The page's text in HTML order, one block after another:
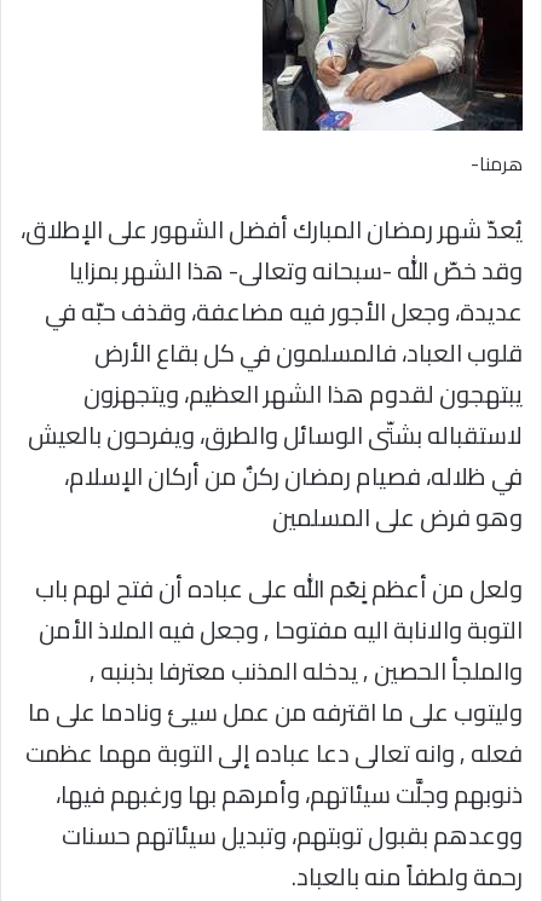
هرمنا-
يُعدّ شهر رمضان المبارك أفضل الشهور على الإطلاق،
وقد خصّ الله -سبحانه وتعالى- هذا الشهر بمزايا
عديدة، وجعل الأجور فيه مضاعفة، وقذف حبّه في
قلوب العباد، فالمسلمون في كل بقاع الأرض
يبتهجون لقدوم هذا الشهر العظيم، ويتجهزون
لاستقباله بشتّى الوسائل والطرق، ويفرحون بالعيش
في ظلاله، فصيام رمضان ركنٌ من أركان الإسلام،
وهو فرض على المسلمين
ولعل من أعظم نٍعًم الله على عباده أن فتح لهم باب
التوبة والانابة اليه مفتوحا , وجعل فيه الملاذ الأمن
والملجأ الحصين , يدخله المذنب معترفا بذبنبه ,
وليتوب على ما اقترفه من عمل سيئ ونادما على ما
فعله , وانه تعالى دعا عباده إلى التوبة مهما عظمت
ذنوبهم وجلَّت سيئاتهم، وأمرهم بها ورغبهم فيها،
ووعدهم بقبول توبتهم، وتبديل سيئاتهم حسنات
رحمة ولطفاً منه بالعباد.